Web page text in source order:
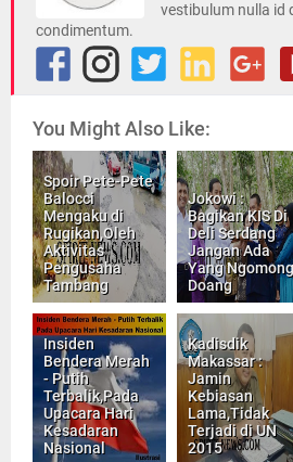
vestibulum nulla id
condimentum.
You Might Also Like:
Spoir Pete-Pete
Balocci
Mengaku di
Rugikan,Oleh
Aktivitas
Pengusaha
Tambang
Jokowi :
Bagikan KIS Di
Deli Serdang
Jangan Ada
Yang Ngomong
Doang
Insiden
Bendera Merah
- Putih
Terbalik,Pada
Upacara Hari
Kesadaran
Nasional
Kadisdik
Makassar :
Jamin
Kebiasan
Lama,Tidak
Terjadi di UN
2015